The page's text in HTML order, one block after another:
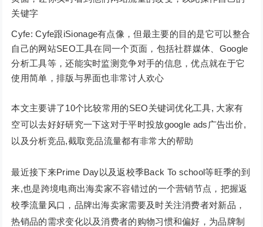
关键字
Cyfe: Cyfe跟iSionage有点像，但最主要的目的是它可以整合
自己的网站SEO工具在同一个页面，包括社群媒体、Google
分析工具等，还能实时监测竞争对手的信息，优点就在于它
使用简单，排版与界面也非常讨人欢心
本文主要讲了10个比较常用的SEO关键词优化工具, 大家有
空可以去好好研究一下这对于平时投放google ads广告出价,
以及分析竞品,截取竞品流量都有非常大的帮助
最近接下来Prime Day以及返校季Back To school等旺季的到
来,也是跨境电商出海卖家不容错过的一个营销节点，把握返
校季流量风口，品牌出海卖家需要及时关注消费者对新品，
热销品的需求变化以及消费者的购物习惯和偏好，为品牌制